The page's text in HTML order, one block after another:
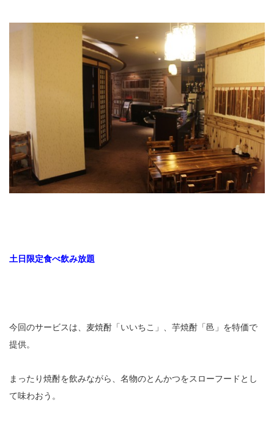
土日限定食べ飲み放題
今回のサービスは、麦焼酎「いいちこ」、芋焼酎「邑」を特価で
提供。
まったり焼酎を飲みながら、名物のとんかつをスローフードとし
て味わおう。